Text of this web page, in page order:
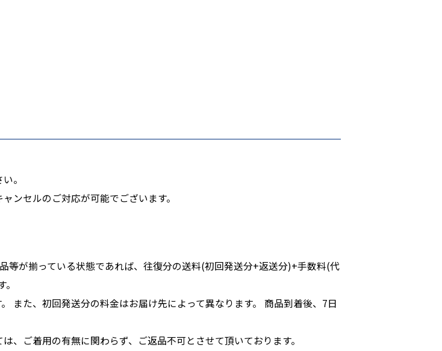
。
ンセルのご対応が可能でございます。
等が揃っている状態であれば、往復分の送料(初回発送分+返送分)+手数料(代
また、初回発送分の料金はお届け先によって異なります。 商品到着後、7日
ご着用の有無に関わらず、ご返品不可とさせて頂いております。